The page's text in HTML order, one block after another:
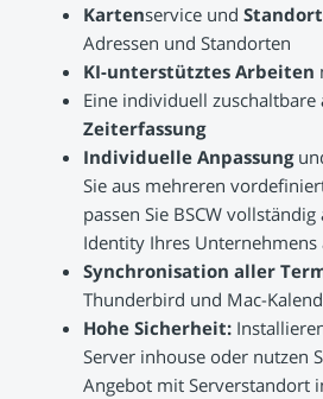
Kartenservice und
Adressen und Standorten
KI-unterstütztes Arbeiten
Eine individuell zuschaltbare
Zeiterfassung
Individuelle Anpassung
Sie aus mehreren
passen Sie BSCW
Identity Ihres Unternehmens
Synchronisation aller
Thunderbird und Mac-
Hohe Sicherheit:
Server inhouse oder nutzen
Angebot mit Serverstandort